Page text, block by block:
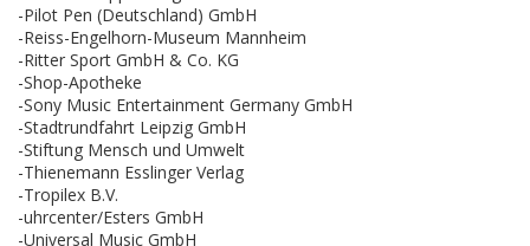
-Pilot Pen (Deutschland) GmbH
-Reiss-Engelhorn-Museum Mannheim
-Ritter Sport GmbH & Co. KG
-Shop-Apotheke
-Sony Music Entertainment Germany GmbH
-Stadtrundfahrt Leipzig GmbH
-Stiftung Mensch und Umwelt
-Thienemann Esslinger Verlag
-Tropilex B.V.
-uhrcenter/Esters GmbH
-Universal Music GmbH